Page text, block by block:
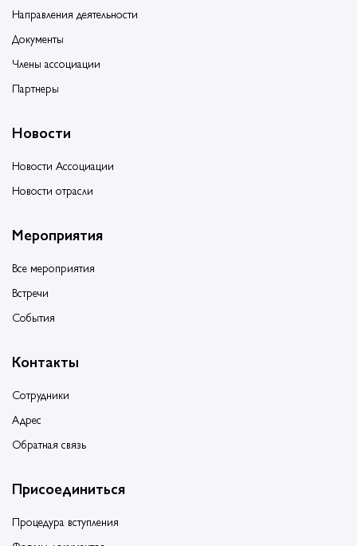
Направления деятельности
Документы
Члены ассоциации
Партнеры
Новости
Новости Ассоциации
Новости отрасли
Мероприятия
Все мероприятия
Встречи
События
Контакты
Сотрудники
Адрес
Обратная связь
Присоединиться
Процедура вступления